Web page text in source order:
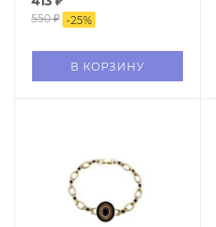
550₽ -25%
В КОРЗИНУ